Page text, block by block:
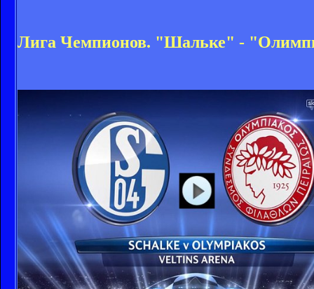
Лига Чемпионов. "Шальке" -